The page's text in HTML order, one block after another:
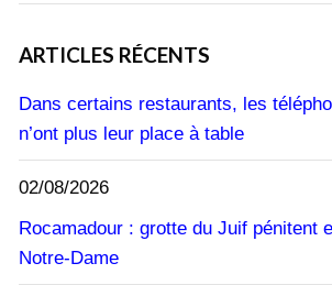
ARTICLES RÉCENTS
Dans certains restaurants, les
n’ont plus leur place à table
02/08/2026
Rocamadour : grotte du Juif pénitent
Notre-Dame